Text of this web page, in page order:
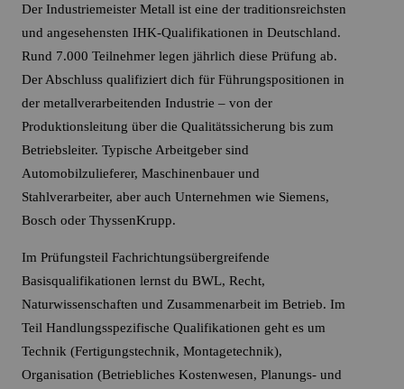
Der Industriemeister Metall ist eine der traditionsreichsten
und angesehensten IHK-Qualifikationen in Deutschland.
Rund 7.000 Teilnehmer legen jährlich diese Prüfung ab.
Der Abschluss qualifiziert dich für Führungspositionen in
der metallverarbeitenden Industrie – von der
Produktionsleitung über die Qualitätssicherung bis zum
Betriebsleiter. Typische Arbeitgeber sind
Automobilzulieferer, Maschinenbauer und
Stahlverarbeiter, aber auch Unternehmen wie Siemens,
Bosch oder ThyssenKrupp.
Im Prüfungsteil Fachrichtungsübergreifende
Basisqualifikationen lernst du BWL, Recht,
Naturwissenschaften und Zusammenarbeit im Betrieb. Im
Teil Handlungsspezifische Qualifikationen geht es um
Technik (Fertigungstechnik, Montagetechnik),
Organisation (Betriebliches Kostenwesen, Planungs- und